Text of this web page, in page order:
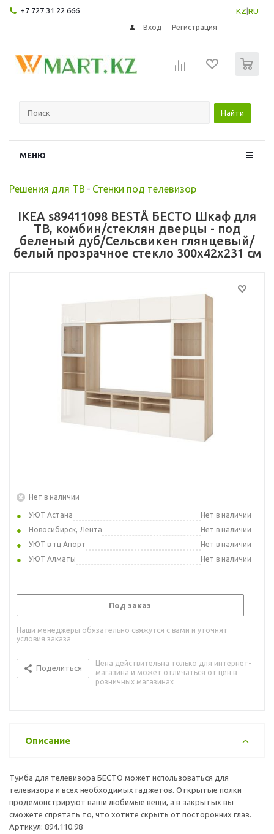
+7 727 31 22 666 KZ RU
Вход Регистрация
Найти
МЕНЮ
Решения для ТВ - Стенки под телевизор
IKEA s89411098 BESTÅ БЕСТО Шкаф для
ТВ, комбин/стеклян дверцы - под
беленый дуб/Сельсвикен глянцевый/
белый прозрачное стекло 300x42x231 см
Нет в наличии
УЮТ Астана
Нет в наличии
Новосибирск, Лента
Нет в наличии
УЮТ в тц Апорт
Нет в наличии
УЮТ Алматы
Нет в наличии
Под заказ
Наши менеджеры обязательно свяжутся с вами и уточнят
условия заказа
Поделиться
Цена действительна только для интернет-
магазина и может отличаться от цен в
розничных магазинах
Описание
Тумба для телевизора БЕСТО может использоваться для
телевизора и всех необходимых гаджетов. Открытые полки
продемонстрируют ваши любимые вещи, а в закрытых вы
сможете спрятать то, что хотите скрыть от посторонних глаз.
Артикул: 894.110.98